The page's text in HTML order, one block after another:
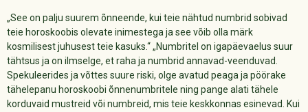
„See on palju suurem õnneende, kui teie nähtud numbrid sobivad
teie horoskoobis olevate inimestega ja see võib olla märk
kosmilisest juhusest teie kasuks.“ „Numbritel on igapäevaelus suur
tähtsus ja on ilmselge, et raha ja numbrid annavad-veenduvad.
Spekuleerides ja võttes suure riski, olge avatud peaga ja pöörake
tähelepanu horoskoobi õnnenumbritele ning pange alati tähele
korduvaid mustreid või numbreid, mis teie keskkonnas esinevad. Kui